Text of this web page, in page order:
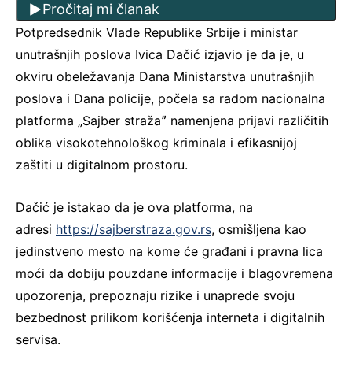
Pročitaj mi članak
Potpredsednik Vlade Republike Srbije i ministar
unutrašnjih poslova Ivica Dačić izjavio je da je, u
okviru obeležavanja Dana Ministarstva unutrašnjih
poslova i Dana policije, počela sa radom nacionalna
platforma „Sajber stražaˮ namenjena prijavi različitih
oblika visokotehnološkog kriminala i efikasnijoj
zaštiti u digitalnom prostoru.
Dačić je istakao da je ova platforma, na
adresi https://sajberstraza.gov.rs, osmišljena kao
jedinstveno mesto na kome će građani i pravna lica
moći da dobiju pouzdane informacije i blagovremena
upozorenja, prepoznaju rizike i unaprede svoju
bezbednost prilikom korišćenja interneta i digitalnih
servisa.